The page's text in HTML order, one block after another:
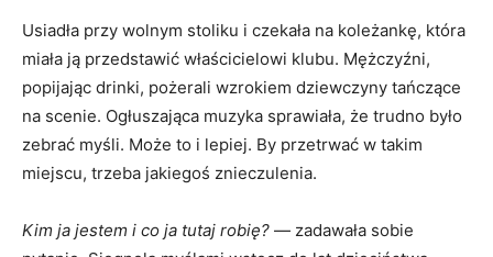
Usiadła przy wolnym stoliku i czekała na koleżankę, która
miała ją przedstawić właścicielowi klubu. Mężczyźni,
popijając drinki, pożerali wzrokiem dziewczyny tańczące
na scenie. Ogłuszająca muzyka sprawiała, że trudno było
zebrać myśli. Może to i lepiej. By przetrwać w takim
miejscu, trzeba jakiegoś znieczulenia.
Kim ja jestem i co ja tutaj robię? — zadawała sobie